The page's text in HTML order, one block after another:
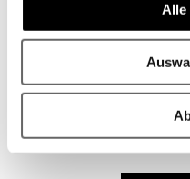
Alle
Rabatt* auf